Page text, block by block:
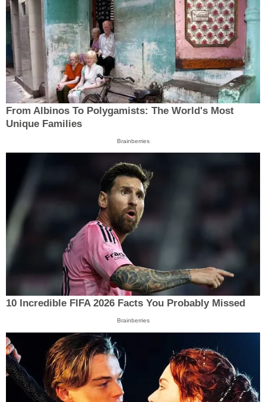
From Albinos To Polygamists: The World's Most
Unique Families
Brainberries
10 Incredible FIFA 2026 Facts You Probably Missed
Brainberries